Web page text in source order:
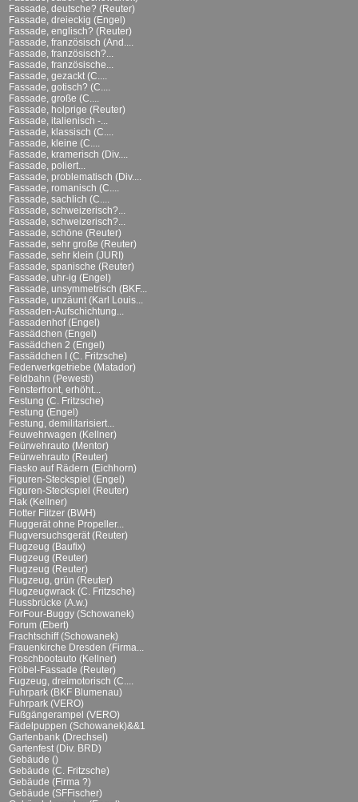
Fassade, deutsche? (Reuter)
Fassade, dreieckig (Engel)
Fassade, englisch? (Reuter)
Fassade, französisch (And....
Fassade, französisch?...
Fassade, französische...
Fassade, gezackt (C....
Fassade, gotisch? (C....
Fassade, große (C....
Fassade, holprige (Reuter)
Fassade, italienisch -...
Fassade, klassisch (C....
Fassade, kleine (C....
Fassade, kramerisch (Div....
Fassade, poliert...
Fassade, problematisch (Div....
Fassade, romanisch (C....
Fassade, sachlich (C....
Fassade, schweizerisch?...
Fassade, schweizerisch?...
Fassade, schöne (Reuter)
Fassade, sehr große (Reuter)
Fassade, sehr klein (JURI)
Fassade, spanische (Reuter)
Fassade, uhr-ig (Engel)
Fassade, unsymmetrisch (BKF...
Fassade, unzäunt (Karl Louis...
Fassaden-Aufschichtung...
Fassadenhof (Engel)
Fassädchen (Engel)
Fassädchen 2 (Engel)
Fassädchen I (C. Fritzsche)
Federwerkgetriebe (Matador)
Feldbahn (Pewesti)
Fensterfront, erhöht...
Festung (C. Fritzsche)
Festung (Engel)
Festung, demilitarisiert...
Feuwehrwagen (Kellner)
Feürwehrauto (Mentor)
Feürwehrauto (Reuter)
Fiasko auf Rädern (Eichhorn)
Figuren-Steckspiel (Engel)
Figuren-Steckspiel (Reuter)
Flak (Kellner)
Flotter Flitzer (BWH)
Fluggerät ohne Propeller...
Flugversuchsgerät (Reuter)
Flugzeug (Baufix)
Flugzeug (Reuter)
Flugzeug (Reuter)
Flugzeug, grün (Reuter)
Flugzeugwrack (C. Fritzsche)
Flussbrücke (A.w.)
ForFour-Buggy (Schowanek)
Forum (Ebert)
Frachtschiff (Schowanek)
Frauenkirche Dresden (Firma...
Froschbootauto (Kellner)
Fröbel-Fassade (Reuter)
Fugzeug, dreimotorisch (C....
Fuhrpark (BKF Blumenau)
Fuhrpark (VERO)
Fußgängerampel (VERO)
Fädelpuppen (Schowanek)&&1
Gartenbank (Drechsel)
Gartenfest (Div. BRD)
Gebäude ()
Gebäude (C. Fritzsche)
Gebäude (Firma ?)
Gebäude (SFFischer)